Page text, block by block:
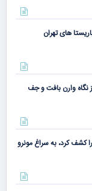
های تهران
نگاه وارن بافت و جف
کرد، به سراغ مونرو